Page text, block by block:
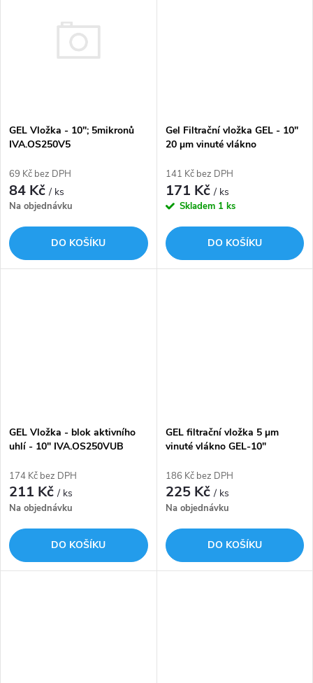
GEL Vložka - 10"; 5mikronů
IVA.OS250V5
69 Kč bez DPH
84 Kč/ ks
Na objednávku
DO KOŠÍKU
Gel Filtrační vložka GEL - 10"
20 µm vinuté vlákno
141 Kč bez DPH
171 Kč/ ks
Skladem 1 ks
DO KOŠÍKU
GEL Vložka - blok aktivního
uhlí - 10" IVA.OS250VUB
174 Kč bez DPH
211 Kč/ ks
Na objednávku
DO KOŠÍKU
GEL filtrační vložka 5 µm
vinuté vlákno GEL-10"
186 Kč bez DPH
225 Kč/ ks
Na objednávku
DO KOŠÍKU